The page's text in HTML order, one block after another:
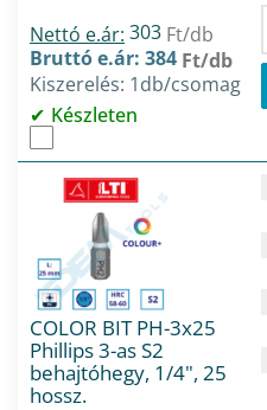
Nettó e.ár: 303 Ft/db
Bruttó e.ár: 384 Ft/db
Kiszerelés: 1db/csomag
Készleten
COLOR BIT PH-3x25
Phillips 3-as S2
behajtóhegy, 1/4", 25
hossz.